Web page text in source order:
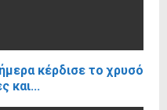
κέρδισε το χρυσό
και...